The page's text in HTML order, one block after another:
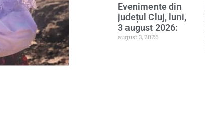
Evenimente din
județul Cluj, luni,
3 august 2026:
august 3, 2026